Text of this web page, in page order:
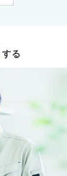
する